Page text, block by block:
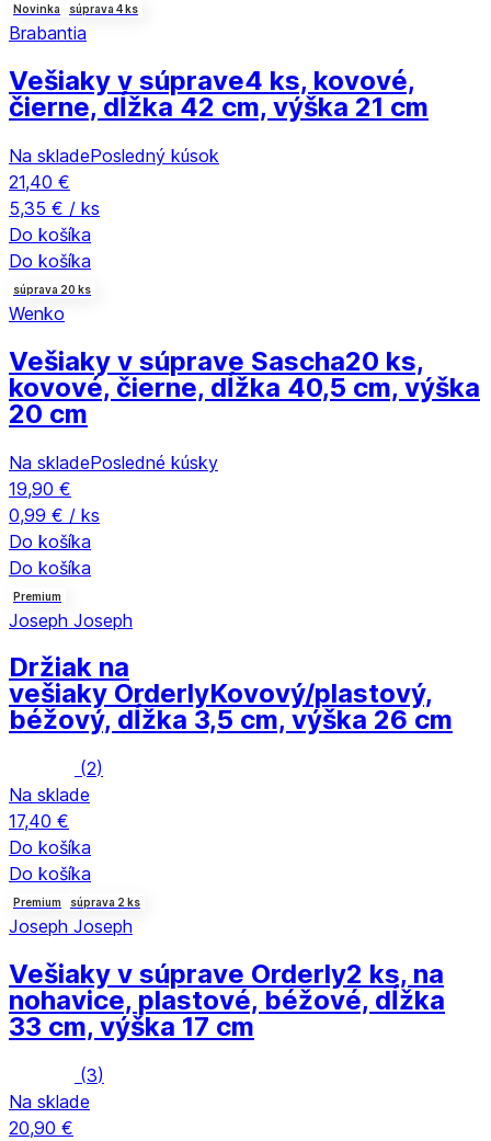
Novinka súprava 4 ks
Brabantia
Vešiaky v súprave4 ks, kovové,
čierne, dĺžka 42 cm, výška 21 cm
Na skladePosledný kúsok
21,40 €
5,35 € / ks
Do košíka
Do košíka
súprava 20 ks
Wenko
Vešiaky v súprave Sascha20 ks,
kovové, čierne, dĺžka 40,5 cm, výška
20 cm
Na skladePosledné kúsky
19,90 €
0,99 € / ks
Do košíka
Do košíka
Premium
Joseph Joseph
Držiak na
vešiaky OrderlyKovový/plastový,
béžový, dĺžka 3,5 cm, výška 26 cm
(2)
Na sklade
17,40 €
Do košíka
Do košíka
Premium súprava 2 ks
Joseph Joseph
Vešiaky v súprave Orderly2 ks, na
nohavice, plastové, béžové, dĺžka
33 cm, výška 17 cm
(3)
Na sklade
20,90 €